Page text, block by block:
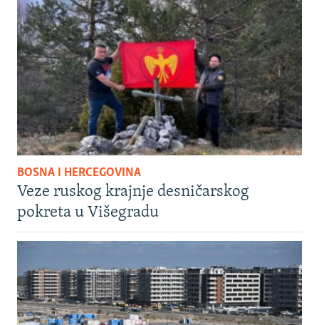
BOSNA I HERCEGOVINA
Veze ruskog krajnje desničarskog
pokreta u Višegradu